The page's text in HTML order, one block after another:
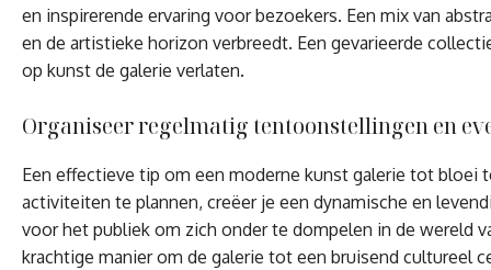
en inspirerende ervaring voor bezoekers. Een mix van
en de artistieke horizon verbreedt. Een gevarieerde
op kunst de galerie verlaten.
Organiseer regelmatig tentoonstellingen en
Een effectieve tip om een moderne kunst galerie tot
activiteiten te plannen, creëer je een dynamische en
voor het publiek om zich onder te dompelen in de wereld
krachtige manier om de galerie tot een bruisend cultureel